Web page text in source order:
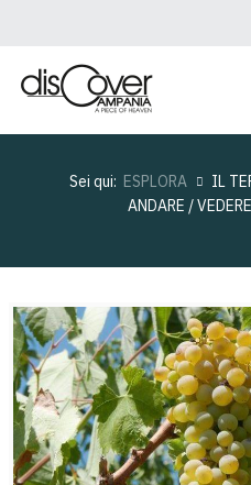
Sei qui: ESPLORA IL
ANDARE / VEDERE